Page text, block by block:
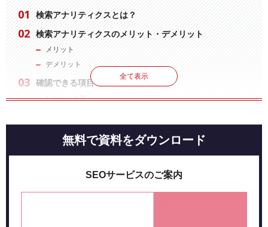
検索アナリティクスとは？
検索アナリティクスのメリット・デメリット
メリット
デメリット
確認できる項目
1.クリック数
4.掲載順位
2.ページ
全て表示
無料で資料をダウンロード
SEOサービスのご案内